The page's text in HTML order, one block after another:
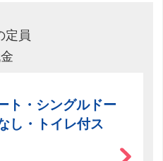
定員
ト・シングルドー
し・トイレ付ス